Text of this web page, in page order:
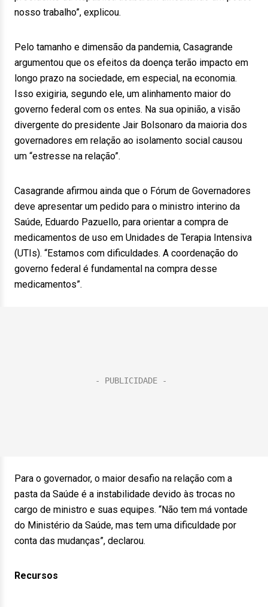
nosso trabalho”, explicou.
Pelo tamanho e dimensão da pandemia, Casagrande
argumentou que os efeitos da doença terão impacto em
longo prazo na sociedade, em especial, na economia.
Isso exigiria, segundo ele, um alinhamento maior do
governo federal com os entes. Na sua opinião, a visão
divergente do presidente Jair Bolsonaro da maioria dos
governadores em relação ao isolamento social causou
um “estresse na relação”.
Casagrande afirmou ainda que o Fórum de Governadores
deve apresentar um pedido para o ministro interino da
Saúde, Eduardo Pazuello, para orientar a compra de
medicamentos de uso em Unidades de Terapia Intensiva
(UTIs). “Estamos com dificuldades. A coordenação do
governo federal é fundamental na compra desse
medicamentos”.
Para o governador, o maior desafio na relação com a
pasta da Saúde é a instabilidade devido às trocas no
cargo de ministro e suas equipes. “Não tem má vontade
do Ministério da Saúde, mas tem uma dificuldade por
conta das mudanças”, declarou.
Recursos